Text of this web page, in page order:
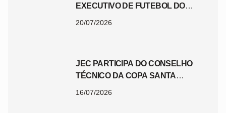
EXECUTIVO DE FUTEBOL DO
20/07/2026
JEC PARTICIPA DO CONSELHO
TÉCNICO DA COPA SANTA
16/07/2026